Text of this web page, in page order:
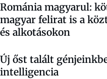
Románia magyarul:
magyar felirat is a
és alkotásokon
Új őst talált
intelligencia